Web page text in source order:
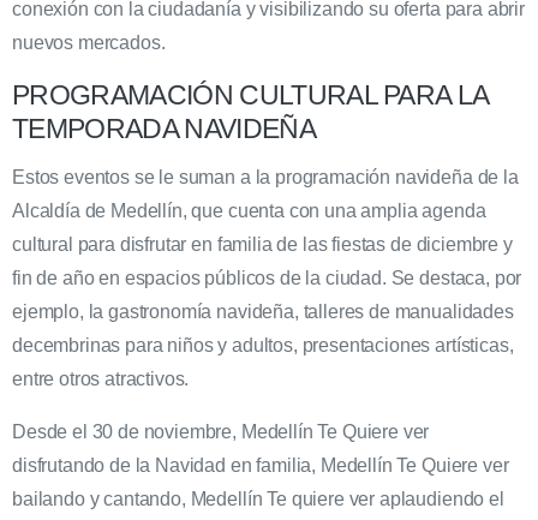
conexión con la ciudadanía y visibilizando su oferta para abrir
nuevos mercados.
PROGRAMACIÓN CULTURAL PARA LA
TEMPORADA NAVIDEÑA
Estos eventos se le suman a la programación navideña de la
Alcaldía de Medellín, que cuenta con una amplia agenda
cultural para disfrutar en familia de las fiestas de diciembre y
fin de año en espacios públicos de la ciudad. Se destaca, por
ejemplo, la gastronomía navideña, talleres de manualidades
decembrinas para niños y adultos, presentaciones artísticas,
entre otros atractivos.
Desde el 30 de noviembre, Medellín Te Quiere ver
disfrutando de la Navidad en familia, Medellín Te Quiere ver
bailando y cantando, Medellín Te quiere ver aplaudiendo el